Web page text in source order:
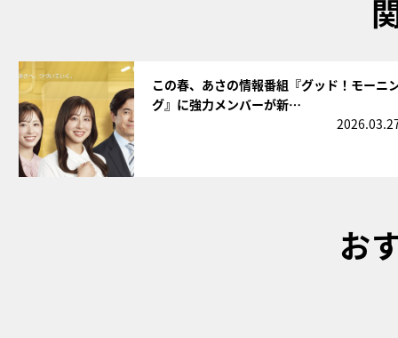
この春、あさの情報番組『グッド！モーニ
グ』に強力メンバーが新…
お